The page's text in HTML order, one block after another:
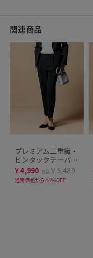
関連商品
プレミアム二重織・
ピンタックテーパー
ド
¥4,990 税込 ￥5,489
通常価格から44%OFF